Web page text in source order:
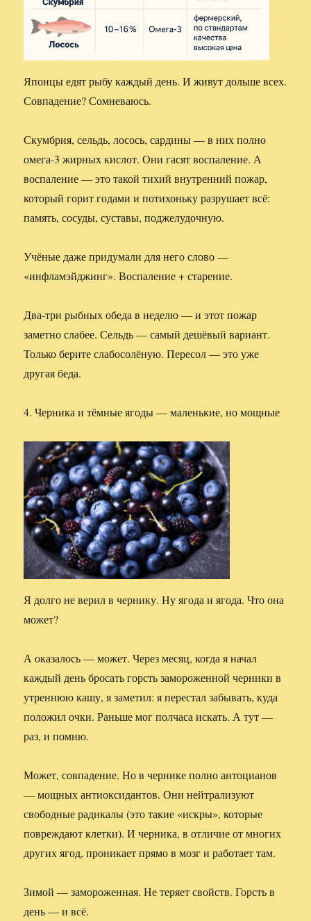
Японцы едят рыбу каждый день. И живут дольше всех.
Совпадение? Сомневаюсь.
Скумбрия, сельдь, лосось, сардины — в них полно
омега-3 жирных кислот. Они гасят воспаление. А
воспаление — это такой тихий внутренний пожар,
который горит годами и потихоньку разрушает всё:
память, сосуды, суставы, поджелудочную.
Учёные даже придумали для него слово —
«инфламэйджинг». Воспаление + старение.
Два-три рыбных обеда в неделю — и этот пожар
заметно слабее. Сельдь — самый дешёвый вариант.
Только берите слабосолёную. Пересол — это уже
другая беда.
4. Черника и тёмные ягоды — маленькие, но мощные
Я долго не верил в чернику. Ну ягода и ягода. Что она
может?
А оказалось — может. Через месяц, когда я начал
каждый день бросать горсть замороженной черники в
утреннюю кашу, я заметил: я перестал забывать, куда
положил очки. Раньше мог полчаса искать. А тут —
раз, и помню.
Может, совпадение. Но в чернике полно антоцианов
— мощных антиоксидантов. Они нейтрализуют
свободные радикалы (это такие «искры», которые
повреждают клетки). И черника, в отличие от многих
других ягод, проникает прямо в мозг и работает там.
Зимой — замороженная. Не теряет свойств. Горсть в
день — и всё.